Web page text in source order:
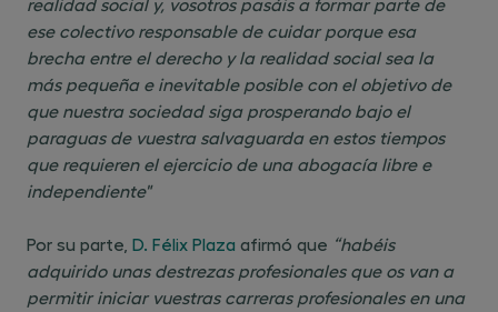
ese colectivo responsable de cuidar porque esa
brecha entre el derecho y la realidad social sea la
más pequeña e inevitable posible con el objetivo de
que nuestra sociedad siga prosperando bajo el
paraguas de vuestra salvaguarda en estos tiempos
que requieren el ejercicio de una abogacía libre e
independiente"
Por su parte, D. Félix Plaza afirmó que “habéis
adquirido unas destrezas profesionales que os van a
permitir iniciar vuestras carreras profesionales en una